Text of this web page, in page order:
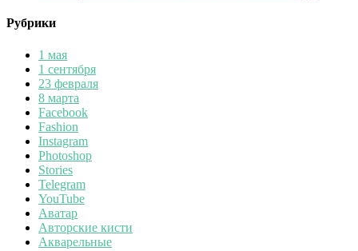
Рубрики
1 мая
1 сентября
23 февраля
8 марта
Facebook
Fashion
Instagram
Photoshop
Stories
Telegram
YouTube
Аватар
Авторские кисти
Акварельные